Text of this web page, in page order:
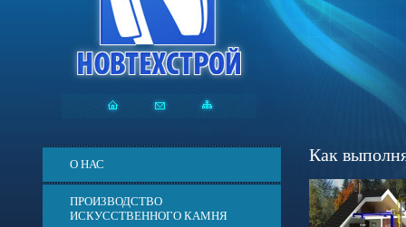
О НАС
ПРОИЗВОДСТВО
ИСКУССТВЕННОГО КАМНЯ
Как